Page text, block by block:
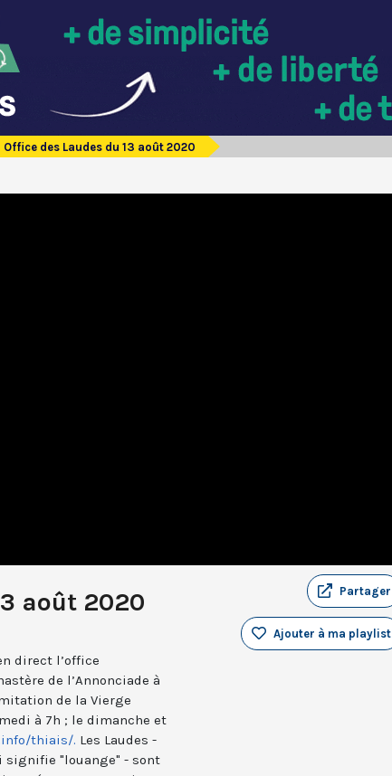
Office des Laudes du 13 août 2020
août 2020 Partager
Ajouter à ma playlist
direct l’office
de l’Annonciade à
de la Vierge
à 7h ; le dimanche et
thiais/. Les Laudes -
signifie "louange" - sont